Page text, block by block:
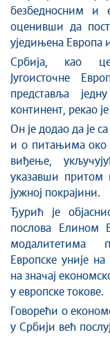
безбедносним и
оценивши да
уједињена Европа
Србија, као
Југоисточне
представља
континент, рекао
Он је додао да је
и о питањима око
виђење,
указавши притом
јужној покрајини.
Ђурић је
послова Елином
модалитетима
Европске уније
на значај
у европске токове.
Говорећи о
у Србији већ